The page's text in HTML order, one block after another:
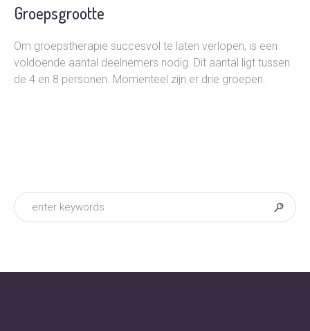
Groepsgrootte
Om groepstherapie succesvol te laten verlopen, is een
voldoende aantal deelnemers nodig. Dit aantal ligt tussen
de 4 en 8 personen. Momenteel zijn er drie groepen.